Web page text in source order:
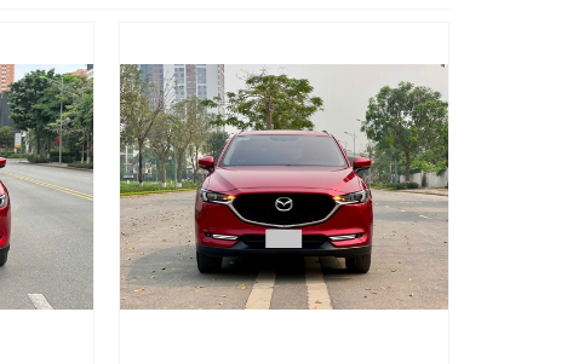
pha lê
2021 VN
Xăng
động
60.000
Màu: Đỏ pha lê
Sản xuất: 2022 VN
Động cơ: Xăng
Hộp số: Tự động
Số km: 72.000